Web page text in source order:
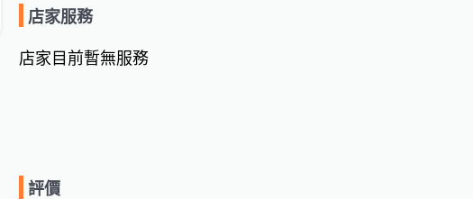
店家服務
店家目前暫無服務
評價